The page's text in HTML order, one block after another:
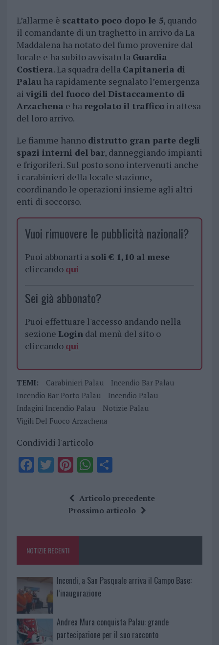
L’allarme è scattato poco dopo le 5, quando
il comandante di un traghetto in arrivo da La
Maddalena ha notato del fumo provenire dal
locale e ha subito avvisato la Guardia
Costiera. La squadra della Capitaneria di
Palauha rapidamente segnalato l’emergenza
ai vigili del fuoco del Distaccamento di
Arzachena e ha regolato il trafficoin attesa
del loro arrivo.
Le fiamme hanno distrutto gran parte degli
spazi interni del bar, danneggiando impianti
e frigoriferi. Sul posto sono intervenuti anche
i carabinieri della locale stazione,
coordinando le operazioni insieme agli altri
enti di soccorso.
Vuoi rimuovere le pubblicità nazionali?
Puoi abbonarti a soli € 1,10 al mese
cliccando qui
Sei già abbonato?
Puoi effettuare l'accesso andando nella
sezione Logindal menù del sito o
cliccando qui
TEMI: Carabinieri Palau
Incendio Bar Palau
Incendio Bar Porto Palau
Incendio Palau
Indagini Incendio Palau
Notizie Palau
Vigili Del Fuoco Arzachena
Condividi l'articolo
F
o
k
T Pi
te
re
W
at
s
p
S
a
re
Articolo precedente
Prossimo articolo
NOTIZIE RECENTI
Incendi, a San Pasquale arriva il Campo Base:
l’inaugurazione
Andrea Mura conquista Palau: grande
partecipazione per il suo racconto